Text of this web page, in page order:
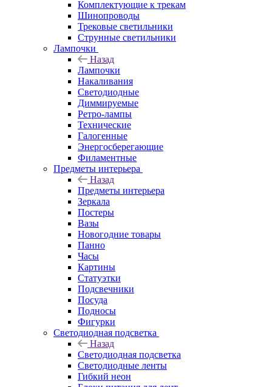
Комплектующие к трекам
Шинопроводы
Трековые светильники
Струнные светильники
Лампочки
Назад
Лампочки
Накаливания
Светодиодные
Диммируемые
Ретро-лампы
Технические
Галогенные
Энергосберегающие
Филаментные
Предметы интерьера
Назад
Предметы интерьера
Зеркала
Постеры
Вазы
Новогодние товары
Панно
Часы
Картины
Статуэтки
Подсвечники
Посуда
Подносы
Фигурки
Светодиодная подсветка
Назад
Светодиодная подсветка
Светодиодные ленты
Гибкий неон